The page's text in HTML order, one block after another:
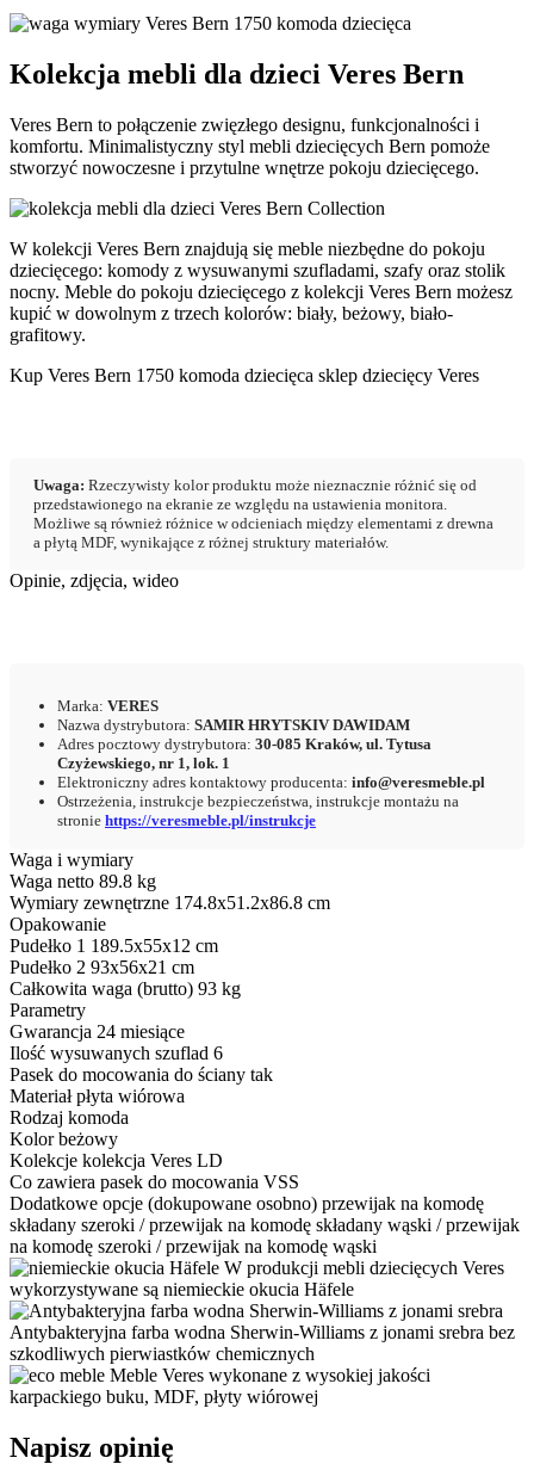
Kolekcja mebli dla dzieci Veres Bern
Veres Bern to połączenie zwięzłego designu, funkcjonalności i
komfortu. Minimalistyczny styl mebli dziecięcych Bern pomoże
stworzyć nowoczesne i przytulne wnętrze pokoju dziecięcego.
W kolekcji Veres Bern znajdują się meble niezbędne do pokoju
dziecięcego: komody z wysuwanymi szufladami, szafy oraz stolik
nocny. Meble do pokoju dziecięcego z kolekcji Veres Bern możesz
kupić w dowolnym z trzech kolorów: biały, beżowy, biało-
grafitowy.
Kup Veres Bern 1750 komoda dziecięca sklep dziecięcy Veres
Uwaga: Rzeczywisty kolor produktu może nieznacznie różnić się od
przedstawionego na ekranie ze względu na ustawienia monitora.
Możliwe są również różnice w odcieniach między elementami z drewna
a płytą MDF, wynikające z różnej struktury materiałów.
Opinie, zdjęcia, wideo
Marka: VERES
Nazwa dystrybutora: SAMIR HRYTSKIV DAWIDAM
Adres pocztowy dystrybutora: 30-085 Kraków, ul. Tytusa
Czyżewskiego, nr 1, lok. 1
Elektroniczny adres kontaktowy producenta: info@veresmeble.pl
Ostrzeżenia, instrukcje bezpieczeństwa, instrukcje montażu na
stronie https://veresmeble.pl/instrukcje
Waga i wymiary
Waga netto 89.8 kg
Wymiary zewnętrzne 174.8x51.2x86.8 cm
Opakowanie
Pudełko 1 189.5x55x12 cm
Pudełko 2 93x56x21 cm
Całkowita waga (brutto) 93 kg
Parametry
Gwarancja 24 miesiące
Ilość wysuwanych szuflad 6
Pasek do mocowania do ściany tak
Materiał płyta wiórowa
Rodzaj komoda
Kolor beżowy
Kolekcje kolekcja Veres LD
Co zawiera pasek do mocowania VSS
Dodatkowe opcje (dokupowane osobno) przewijak na komodę
składany szeroki / przewijak na komodę składany wąski / przewijak
na komodę szeroki / przewijak na komodę wąski
W produkcji mebli dziecięcych Veres
wykorzystywane są niemieckie okucia Häfele
Antybakteryjna farba wodna Sherwin-Williams z jonami srebra bez
szkodliwych pierwiastków chemicznych
Meble Veres wykonane z wysokiej jakości
karpackiego buku, MDF, płyty wiórowej
Napisz opinię